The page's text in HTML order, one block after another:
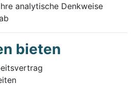
analytische Denkweise
bieten